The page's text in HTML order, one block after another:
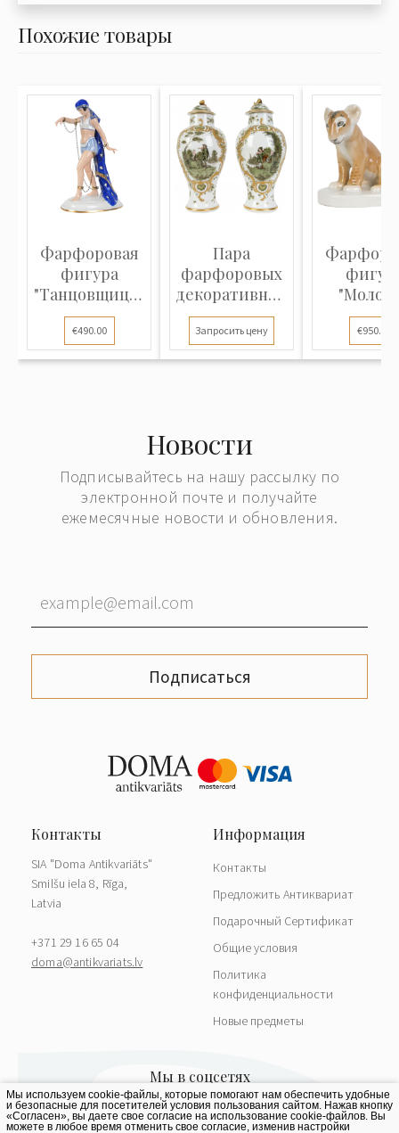
Похожие товары
Фарфоровая
фигура
"Танцовщица-
рабыня"
€490.00
Пара
фарфоровых
декоративных
ваз
Запросить цену €950.00
Новости
Подписывайтесь на нашу рассылку по
электронной почте и получайте
ежемесячные новости и обновления.
Подписаться
SIA "Doma Antikvariāts"
Smilšu iela 8, Rīga,
Latvia
+371 29 16 65 04
doma@antikvariats.lv
Контакты
Предложить Антиквариат
Подарочный Сертификат
Общие условия
Политика
конфиденциальности
Новые предметы
Мы используем cookie-файлы, которые помогают нам обеспечить удобные
и безопасные для посетителей условия пользования сайтом. Нажав кнопку
«Согласен», вы даете свое согласие на использование cookie-файлов. Вы
можете в любое время отменить свое согласие, изменив настройки